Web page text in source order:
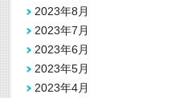
2023年8月
2023年7月
2023年6月
2023年5月
2023年4月